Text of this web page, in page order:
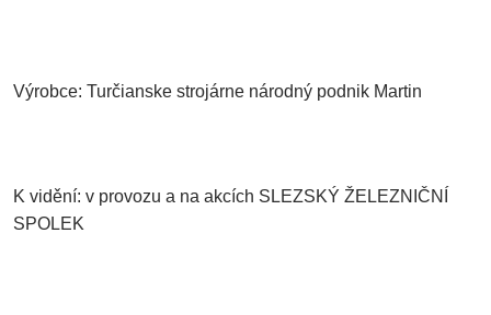
Výrobce: Turčianske strojárne národný podnik Martin
K vidění: v provozu a na akcích SLEZSKÝ ŽELEZNIČNÍ
SPOLEK